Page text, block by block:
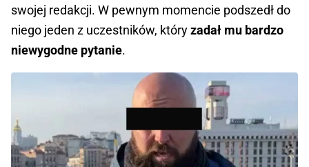
swojej redakcji. W pewnym momencie podszedł do
niego jeden z uczestników, któryzadał mu bardzo
niewygodne pytanie.